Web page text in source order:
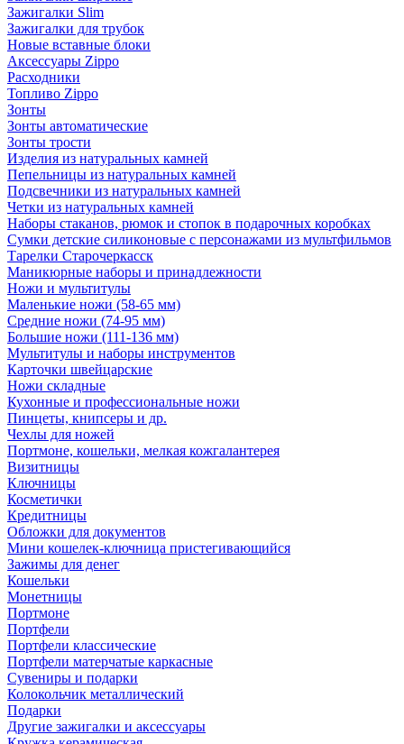
Зажигалки Slim
Зажигалки для трубок
Новые вставные блоки
Аксессуары Zippo
Расходники
Топливо Zippo
Зонты
Зонты автоматические
Зонты трости
Изделия из натуральных камней
Пепельницы из натуральных камней
Подсвечники из натуральных камней
Четки из натуральных камней
Наборы стаканов, рюмок и стопок в подарочных коробках
Сумки детские силиконовые с персонажами из мультфильмов
Тарелки Старочеркасск
Маникюрные наборы и принадлежности
Ножи и мультитулы
Маленькие ножи (58-65 мм)
Средние ножи (74-95 мм)
Большие ножи (111-136 мм)
Мультитулы и наборы инструментов
Карточки швейцарские
Ножи складные
Кухонные и профессиональные ножи
Пинцеты, книпсеры и др.
Чехлы для ножей
Портмоне, кошельки, мелкая кожгалантерея
Визитницы
Ключницы
Косметички
Кредитницы
Обложки для документов
Мини кошелек-ключница пристегивающийся
Зажимы для денег
Кошельки
Монетницы
Портмоне
Портфели
Портфели классические
Портфели матерчатые каркасные
Сувениры и подарки
Колокольчик металлический
Подарки
Другие зажигалки и аксессуары